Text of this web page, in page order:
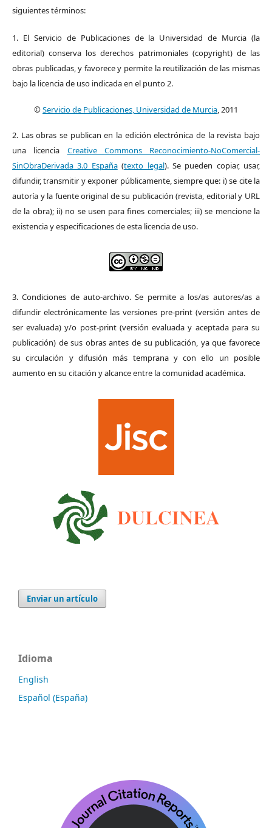
siguientes términos:
1. El Servicio de Publicaciones de la Universidad de Murcia (la
editorial) conserva los derechos patrimoniales (copyright) de las
obras publicadas, y favorece y permite la reutilización de las mismas
bajo la licencia de uso indicada en el punto 2.
©Servicio de Publicaciones, Universidad de Murcia , 2011
2. Las obras se publican en la edición electrónica de la revista bajo
una licencia Creative Commons Reconocimiento-NoComercial-
SinObraDerivada 3.0 España(texto legal). Se pueden copiar, usar,
difundir, transmitir y exponer públicamente, siempre que: i) se cite la
autoría y la fuente original de su publicación (revista, editorial y URL
de la obra); ii) no se usen para fines comerciales; iii) se mencione la
existencia y especificaciones de esta licencia de uso.
3. Condiciones de auto-archivo. Se permite a los/as autores/as a
difundir electrónicamente las versiones pre-print (versión antes de
ser evaluada) y/o post-print (versión evaluada y aceptada para su
publicación) de sus obras antes de su publicación, ya que favorece
su circulación y difusión más temprana y con ello un posible
aumento en su citación y alcance entre la comunidad académica.
Enviar un artículo
Idioma
English
Español (España)